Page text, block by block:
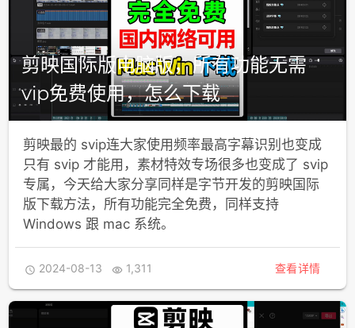
剪映国际版电脑版，所有功能无需
vip免费使用，怎么下载
剪映最的 svip连大家使用频率最高字幕识别也变成
只有 svip 才能用，素材特效专场很多也变成了 svip
专属，今天给大家分享同样是字节开发的剪映国际
版下载方法，所有功能完全免费，同样支持
Windows 跟 mac 系统。
 2024-08-13  1,311 查看详情